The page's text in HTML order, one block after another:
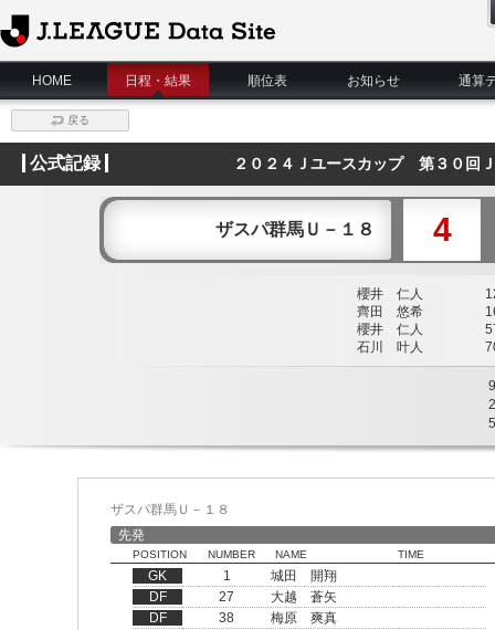
J.League Data Site
HOME
日程・結果 順位表 お知らせ 通算
戻る
公式記録 ２０２４Ｊユースカップ 第３０回
ザスパ群馬Ｕ－１８ 4
櫻井 仁人
齊田 悠希
櫻井 仁人
石川 叶人
9
2
5
ザスパ群馬Ｕ－１８
先発
POSITION NUMBER NAME TIME
GK 1
城田 開翔
DF
27
大越 蒼矢
DF
38
梅原 爽真